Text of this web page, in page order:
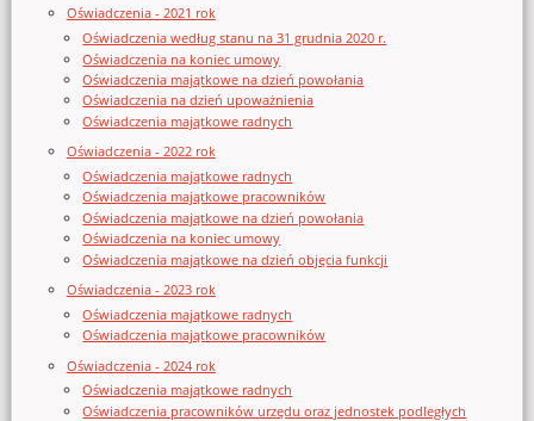
Oświadczenia - 2021 rok
Oświadczenia według stanu na 31 grudnia 2020 r.
Oświadczenia na koniec umowy
Oświadczenia majątkowe na dzień powołania
Oświadczenia na dzień upoważnienia
Oświadczenia majątkowe radnych
Oświadczenia - 2022 rok
Oświadczenia majątkowe radnych
Oświadczenia majątkowe pracowników
Oświadczenia majątkowe na dzień powołania
Oświadczenia na koniec umowy
Oświadczenia majątkowe na dzień objęcia funkcji
Oświadczenia - 2023 rok
Oświadczenia majątkowe radnych
Oświadczenia majątkowe pracowników
Oświadczenia - 2024 rok
Oświadczenia majątkowe radnych
Oświadczenia pracowników urzędu oraz jednostek podległych